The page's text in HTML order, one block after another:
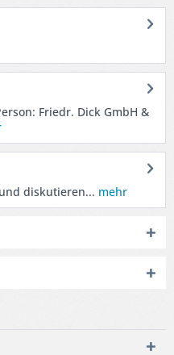
Friedr. Dick GmbH &
diskutieren... mehr